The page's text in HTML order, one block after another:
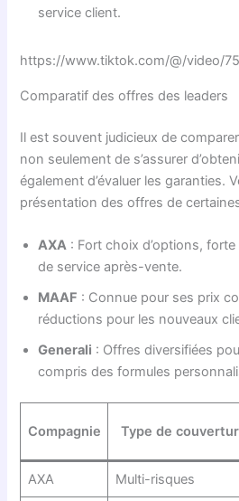
service client.
https://www.tiktok.com/@/video/
Comparatif des offres des leaders
Il est souvent judicieux de
non seulement de s’assurer
également d’évaluer les garanties.
présentation des offres de
AXA : Fort choix d’options,
de service après-vente.
MAAF : Connue pour ses prix
réductions pour les nouveaux
Generali : Offres diversifiées
compris des formules
Compagnie Type de
AXA Multi-risques